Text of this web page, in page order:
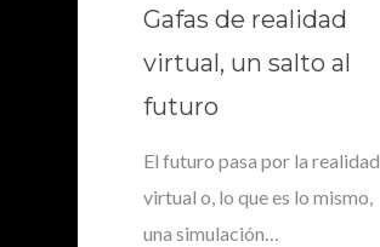
Gafas de realidad
virtual, un salto al
futuro
El futuro pasa por la realidad
virtual o, lo que es lo mismo,
una simulación…